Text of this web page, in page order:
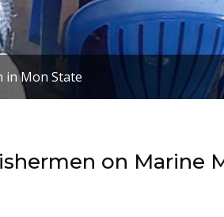
in Mon State
on Marine